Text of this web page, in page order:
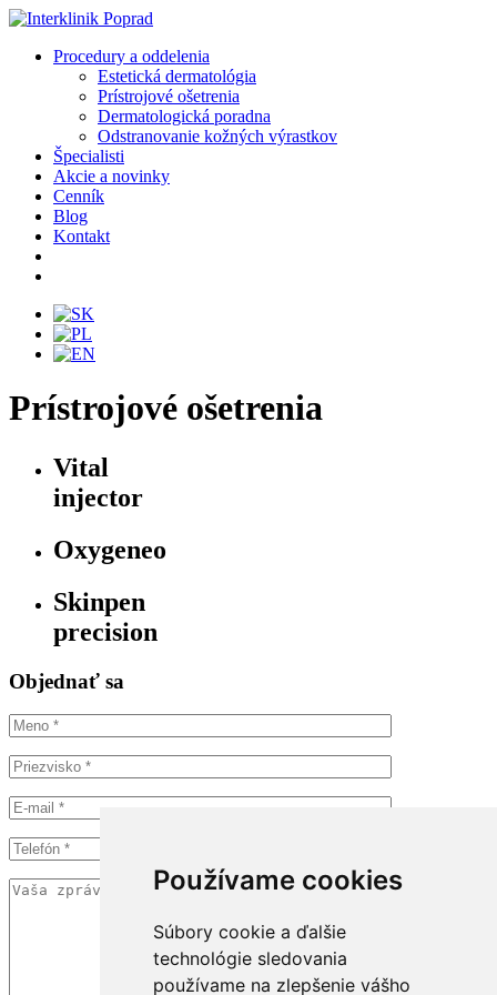
Používame cookies
Súbory cookie a ďalšie
technológie sledovania
používame na zlepšenie vášho
Procedury a oddelenia
Estetická dermatológia
Prístrojové ošetrenia
Dermatologická poradna
Odstranovanie kožných výrastkov
Špecialisti
Akcie a novinky
Cenník
Blog
Kontakt
Prístrojové ošetrenia
Vital
injector
Oxygeneo
Skinpen
precision
Objednať sa